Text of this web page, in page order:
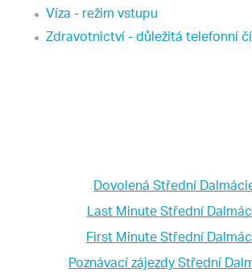
Víza - režim vstupu
Zdravotnictví - důležitá telefonní
Dovolená Střední
Last Minute Střední
First Minute Střední
Poznávací zájezdy Střední